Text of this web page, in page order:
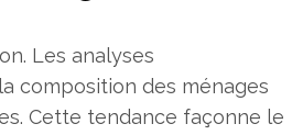
Les analyses
composition des ménages
Cette tendance façonne le